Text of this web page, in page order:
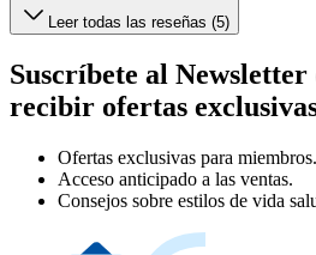
Leer todas las reseñas (5)
Suscríbete al
recibir ofertas
Ofertas exclusivas para miembros.
Acceso anticipado a las ventas.
Consejos sobre estilos de vida